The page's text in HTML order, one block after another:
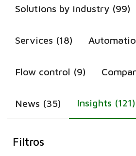
Solutions by industry (99)
Services (18)
Flow control (9)
News (35) Insights (121)
Filtros